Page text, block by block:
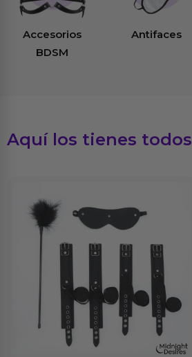
Accesorios
BDSM
Antifaces
Aquí los tienes todos